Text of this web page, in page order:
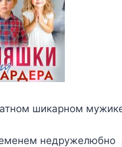
шикарном
недружелюбно